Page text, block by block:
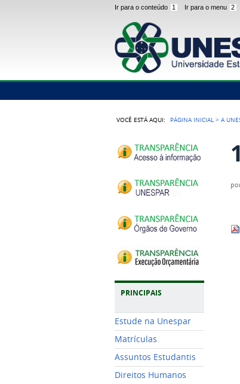
Ir para o conteúdo 1 Ir para o menu 2
VOCÊ ESTÁ AQUI: PÁGINA INICIAL >A
PRINCIPAIS
Estude na Unespar
Matrículas
Assuntos Estudantis
Direitos Humanos